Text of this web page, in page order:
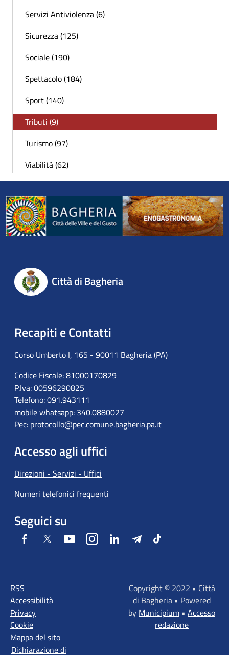
Servizi Antiviolenza (6)
Sicurezza (125)
Sociale (190)
Spettacolo (184)
Sport (140)
Tributi (9)
Turismo (97)
Viabilità (62)
Città di Bagheria
Recapiti e Contatti
Corso Umberto I, 165 - 90011 Bagheria (PA)
Codice Fiscale: 81000170829
P.Iva: 00596290825
Telefono: 091.943111
mobile whatsapp: 340.0880027
Pec: protocollo@pec.comune.bagheria.pa.it
Accesso agli uffici
Direzioni - Servizi - Uffici
Numeri telefonici frequenti
Seguici su
Facebook Twitter YoutubeInstagramLinkedIn TelegramTiktok
RSS
Accessibilità
Privacy
Cookie
Mappa del sito
Dichiarazione di
Copyright © 2022 • Città
di Bagheria • Powered
by Municipium • Accesso
redazione